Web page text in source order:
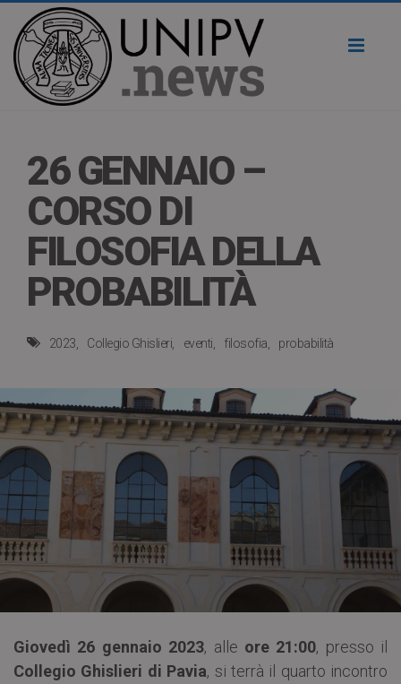
26 GENNAIO –
CORSO DI
FILOSOFIA DELLA
PROBABILITÀ
2023 Collegio Ghislieri eventi filosofia probabilità
Giovedì 26 gennaio 2023, alle ore 21:00, presso il
Collegio Ghislieri di Pavia, si terrà il quarto incontro